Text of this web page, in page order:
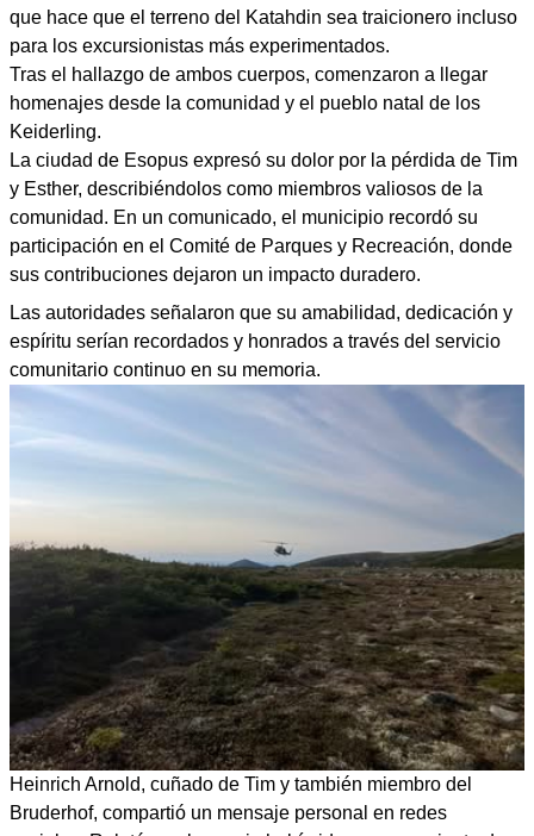
que hace que el terreno del Katahdin sea traicionero incluso
para los excursionistas más experimentados.
Tras el hallazgo de ambos cuerpos, comenzaron a llegar
homenajes desde la comunidad y el pueblo natal de los
Keiderling.
La ciudad de Esopus expresó su dolor por la pérdida de Tim
y Esther, describiéndolos como miembros valiosos de la
comunidad. En un comunicado, el municipio recordó su
participación en el Comité de Parques y Recreación, donde
sus contribuciones dejaron un impacto duradero.
Las autoridades señalaron que su amabilidad, dedicación y
espíritu serían recordados y honrados a través del servicio
comunitario continuo en su memoria.
Heinrich Arnold, cuñado de Tim y también miembro del
Bruderhof, compartió un mensaje personal en redes